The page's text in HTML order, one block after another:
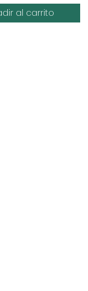
al carrito